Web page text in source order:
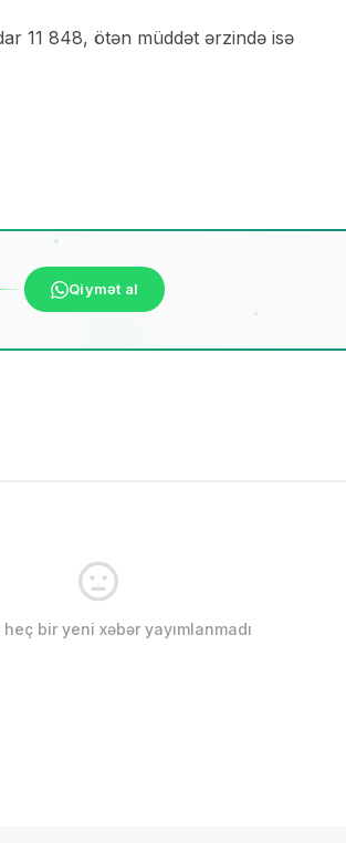
11 848, ötən müddət ərzində isə
Qiymət al
bir yeni xəbər yayımlanmadı